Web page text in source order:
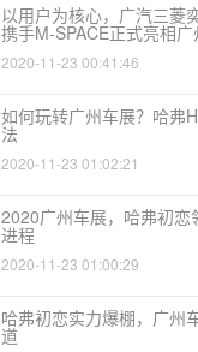
以用户为核心，广汽三菱
携手M-SPACE正式亮相
2020-11-23 00:41:46
如何玩转广州车展？哈弗
法
2020-11-23 01:02:21
2020广州车展，哈弗初恋
进程
2020-11-23 01:00:29
哈弗初恋实力爆棚，广州
道